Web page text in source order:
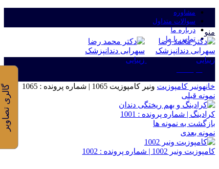
مشاوره
سوالات متداول
درباره ما
تماس با ما
منو
خانهونیر کامپوزیت ونیر کامپوزیت 1065 | شماره پرونده : 1065
نمونه قبلی
کرادینگ | شماره پرونده : 1001
بازگشت به نمونه ها
نمونه بعدی
کامپوزیت ونیر 1002 | شماره پرونده : 1002
گالری تصاویر